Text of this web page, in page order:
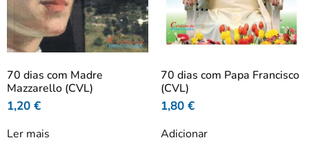
70 dias com Madre
Mazzarello (CVL)
1,20 €
Ler mais
70 dias com Papa Francisco
(CVL)
1,80 €
Adicionar